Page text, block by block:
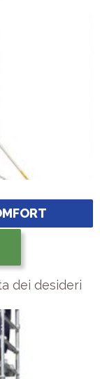
dei desideri